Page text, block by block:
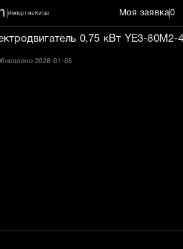
Импорт из Китая Моя заявка0
0,75 кВт YE3-
2026-01-05